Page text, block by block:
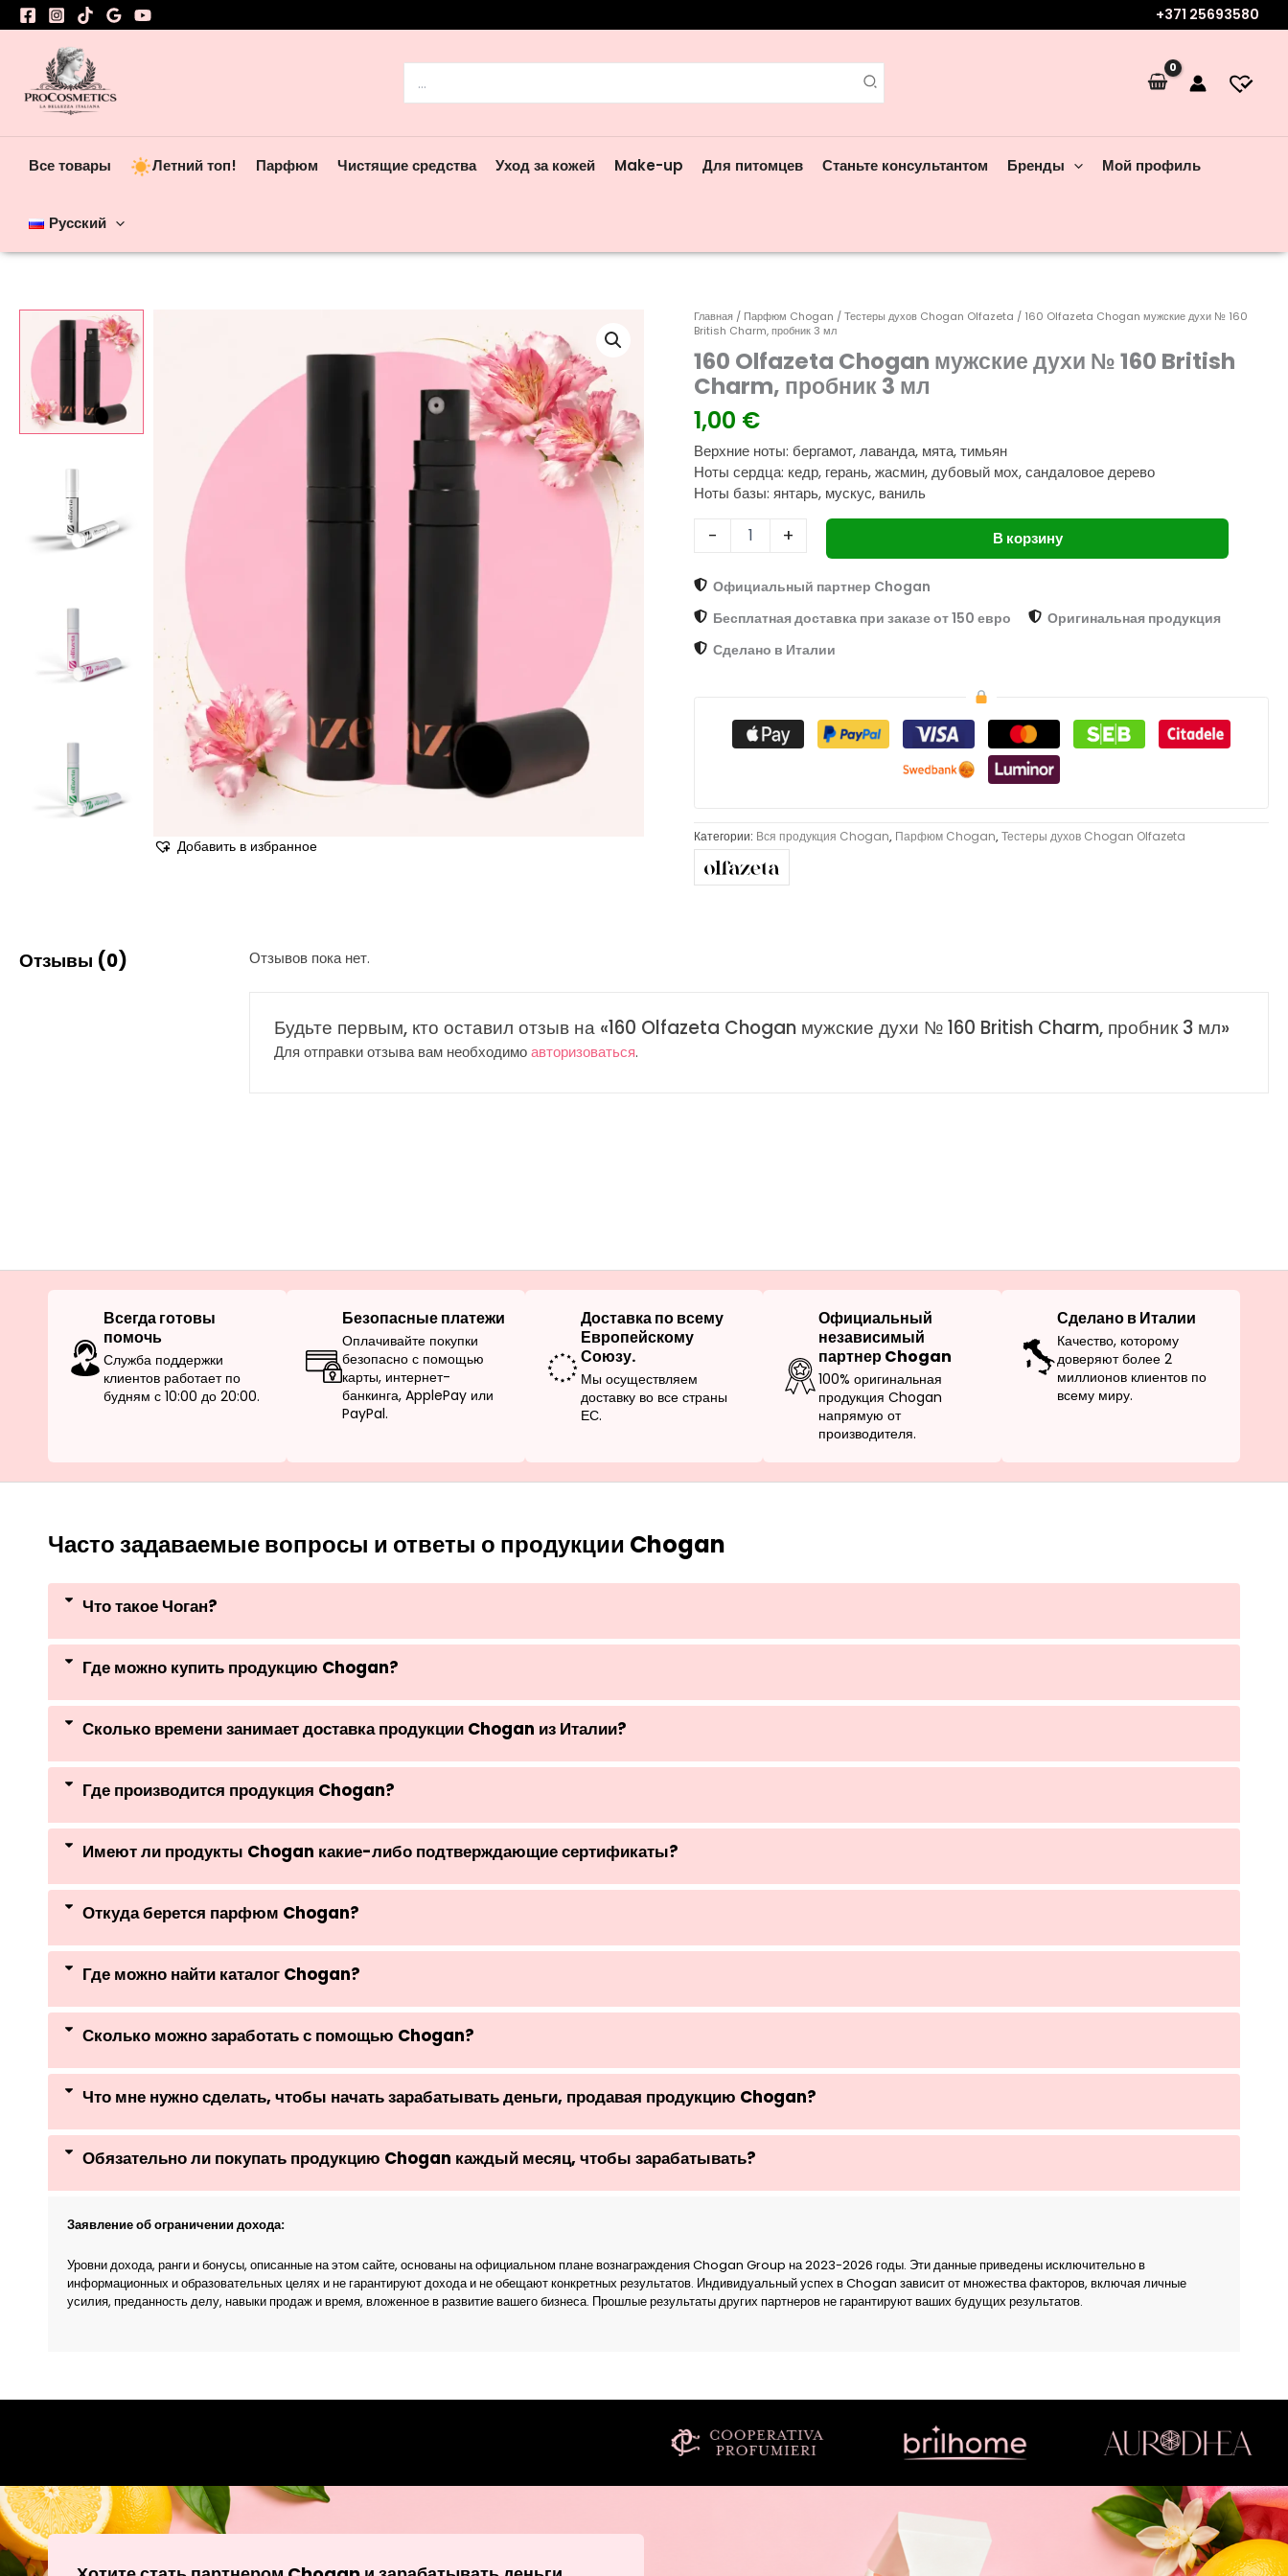
Перейти
к
содержимому
+371 25693580
Все товары Летний топ! Парфюм Чистящие средства Уход за кожей Make-up Для питомцев Станьте консультантом Бренды Мой профиль
Русский
Добавить в избранное
Главная / Парфюм Chogan /Тестеры духов Chogan Olfazeta / 160 Olfazeta Chogan мужские духи № 160
British Charm, пробник 3 мл
160 Olfazeta Chogan мужские духи № 160 British
Charm, пробник 3 мл
1,00 €
Верхние ноты: бергамот, лаванда, мята, тимьян
Ноты сердца: кедр, герань, жасмин, дубовый мох, сандаловое дерево
Ноты базы: янтарь, мускус, ваниль
-
Количество
товара
160
Olfazeta
Chogan
мужские
духи
№
160
British
пробник
+ В корзину
Официальный партнер Chogan
Бесплатная доставка при заказе от 150 евро
Оригинальная продукция
Сделано в Италии
Категории: Вся продукция Chogan, Парфюм Chogan,Тестеры духов Chogan Olfazeta
Отзывы (0) Отзывов пока нет.
Будьте первым, кто оставил отзыв на «160 Olfazeta Chogan мужские духи № 160 British Charm, пробник 3 мл»
Для отправки отзыва вам необходимоавторизоваться.
Всегда готовы
помочь
Служба поддержки
клиентов работает по
будням с 10:00 до 20:00.
Безопасные платежи
Оплачивайте покупки
безопасно с помощью
карты, интернет-
банкинга, ApplePay или
PayPal.
Доставка по всему
Европейскому
Союзу.
Мы осуществляем
доставку во все страны
ЕС.
Официальный
независимый
партнер Chogan
100% оригинальная
продукция Chogan
напрямую от
производителя.
Сделано в Италии
Качество, которому
доверяют более 2
миллионов клиентов по
всему миру.
Часто задаваемые вопросы и ответы о продукции Chogan
Что такое Чоган?
Где можно купить продукцию Chogan?
Сколько времени занимает доставка продукции Chogan из Италии?
Где производится продукция Chogan?
Имеют ли продукты Chogan какие-либо подтверждающие сертификаты?
Откуда берется парфюм Chogan?
Где можно найти каталог Chogan?
Сколько можно заработать с помощью Chogan?
Что мне нужно сделать, чтобы начать зарабатывать деньги, продавая продукцию Chogan?
Обязательно ли покупать продукцию Chogan каждый месяц, чтобы зарабатывать?
Заявление об ограничении дохода:
Уровни дохода, ранги и бонусы, описанные на этом сайте, основаны на официальном плане вознаграждения Chogan Group на 2023-2026 годы. Эти данные приведены исключительно в
информационных и образовательных целях и не гарантируют дохода и не обещают конкретных результатов. Индивидуальный успех в Chogan зависит от множества факторов, включая личные
усилия, преданность делу, навыки продаж и время, вложенное в развитие вашего бизнеса. Прошлые результаты других партнеров не гарантируют ваших будущих результатов.